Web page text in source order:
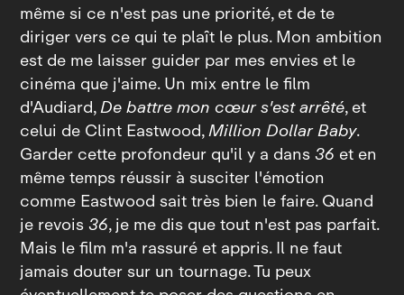
même si ce n'est pas une priorité, et de te
diriger vers ce qui te plaît le plus. Mon ambition
est de me laisser guider par mes envies et le
cinéma que j'aime. Un mix entre le film
d'Audiard,De battre mon cœur s'est arrêté, et
celui de Clint Eastwood,Million Dollar Baby.
Garder cette profondeur qu'il y a dans36 et en
même temps réussir à susciter l'émotion
comme Eastwood sait très bien le faire. Quand
je revois36, je me dis que tout n'est pas parfait.
Mais le film m'a rassuré et appris. Il ne faut
jamais douter sur un tournage. Tu peux